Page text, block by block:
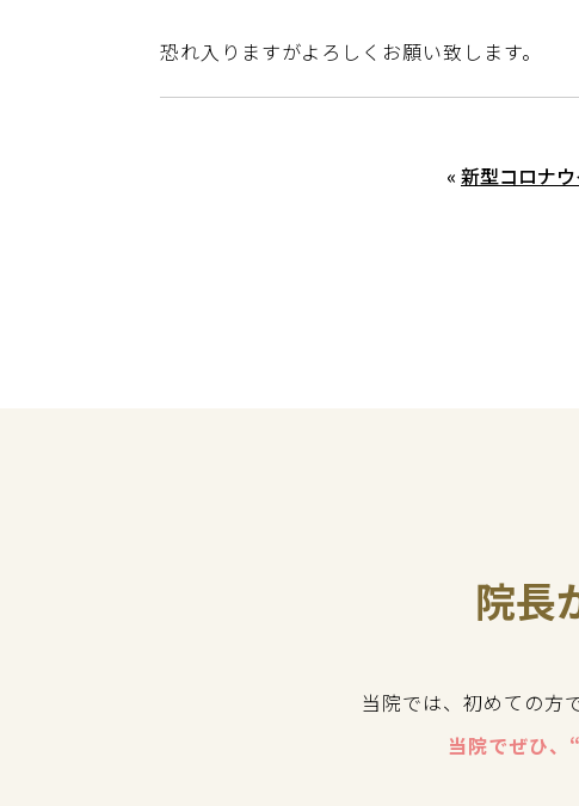
恐れ入りますがよろしくお願い致します。
« 新型コロナ
院長
当院では、初めての方
当院でぜひ、